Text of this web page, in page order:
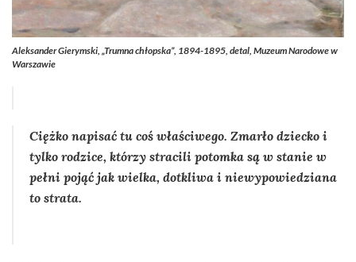
Aleksander Gierymski, „Trumna chłopska”, 1894-1895, detal, Muzeum Narodowe w
Warszawie
Ciężko napisać tu coś właściwego. Zmarło dziecko i
tylko rodzice, którzy stracili potomka są w stanie w
pełni pojąć jak wielka, dotkliwa i niewypowiedziana
to strata.